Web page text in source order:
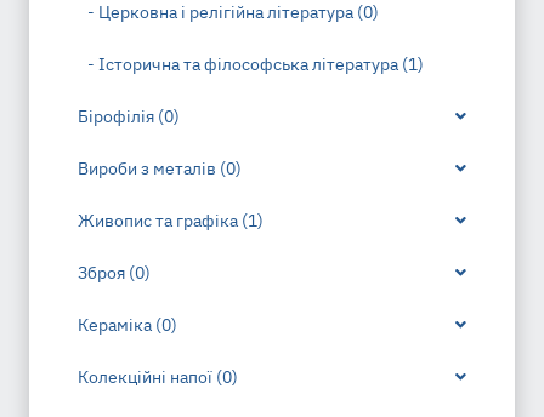
- Церковна і релігійна література (0)
- Історична та філософська література (1)
Бірофілія (0)
Вироби з металів (0)
Живопис та графіка (1)
Зброя (0)
Кераміка (0)
Колекційні напої (0)